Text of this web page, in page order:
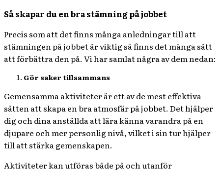
Så skapar du en bra stämning på jobbet
Precis som att det finns många anledningar till att
stämningen på jobbet är viktig så finns det många sätt
att förbättra den på. Vi har samlat några av dem nedan:
Gör saker tillsammans
Gemensamma aktiviteter är ett av de mest effektiva
sätten att skapa en bra atmosfär på jobbet. Det hjälper
dig och dina anställda att lära känna varandra på en
djupare och mer personlig nivå, vilket i sin tur hjälper
till att stärka gemenskapen.
Aktiviteter kan utföras både på och utanför